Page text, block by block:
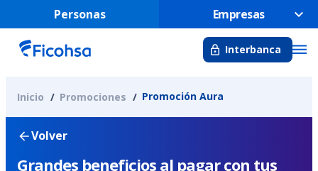
Personas Empresas
Interbanca
Inicio Promociones Promoción Aura
Volver
Grandes beneficios al pagar con tus